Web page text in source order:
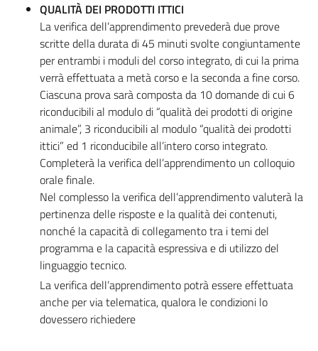
QUALITÀ DEI PRODOTTI ITTICI
La verifica dell’apprendimento prevederà due prove
scritte della durata di 45 minuti svolte congiuntamente
per entrambi i moduli del corso integrato, di cui la prima
verrà effettuata a metà corso e la seconda a fine corso.
Ciascuna prova sarà composta da 10 domande di cui 6
riconducibili al modulo di “qualità dei prodotti di origine
animale”, 3 riconducibili al modulo “qualità dei prodotti
ittici” ed 1 riconducibile all’intero corso integrato.
Completerà la verifica dell’apprendimento un colloquio
orale finale.
Nel complesso la verifica dell’apprendimento valuterà la
pertinenza delle risposte e la qualità dei contenuti,
nonché la capacità di collegamento tra i temi del
programma e la capacità espressiva e di utilizzo del
linguaggio tecnico.
La verifica dell’apprendimento potrà essere effettuata
anche per via telematica, qualora le condizioni lo
dovessero richiedere